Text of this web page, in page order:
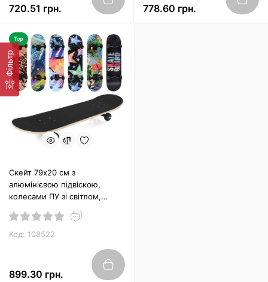
Фільтр
720.51 грн. 778.60 грн.
Top
Скейт 79х20 см з
алюмінієвою підвіскою,
колесами ПУ зі світлом,
асортименті
Код: 108522
899.30 грн.